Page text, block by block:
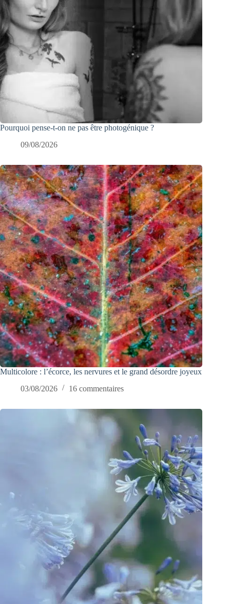
Pourquoi pense-t-on ne pas être photogénique ?
09/08/2026
Multicolore : l’écorce, les nervures et le grand désordre joyeux
03/08/2026
16 commentaires